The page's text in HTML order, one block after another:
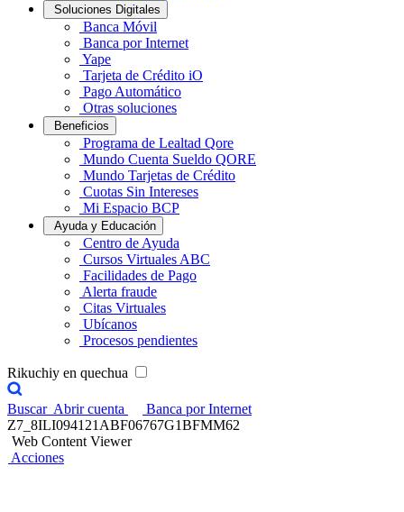
Soluciones Digitales
Banca Móvil
Banca por Internet
Yape
Tarjeta de Crédito iO
Pago Automático
Otras soluciones
Beneficios
Programa de Lealtad Qore
Mundo Cuenta Sueldo QORE
Mundo Tarjetas de Crédito
Cuotas Sin Intereses
Mi Espacio BCP
Ayuda y Educación
Centro de Ayuda
Cursos Virtuales ABC
Facilidades de Pago
Alerta fraude
Citas Virtuales
Ubícanos
Procesos pendientes
Rikuchiy en quechua
Buscar Abrir cuenta
Banca por Internet
Z7_8ILI094121ABF06767G1BFMM62
Web Content Viewer
Acciones